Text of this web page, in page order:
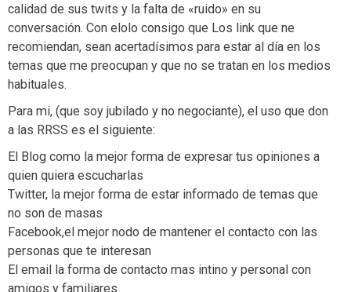
calidad de sus twits y la falta de «ruido» en su
conversación. Con elolo consigo que Los link que ne
recomiendan, sean acertadísimos para estar al día en los
temas que me preocupan y que no se tratan en los medios
habituales.
Para mi, (que soy jubilado y no negociante), el uso que don
a las RRSS es el siguiente:
El Blog como la mejor forma de expresar tus opiniones a
quien quiera escucharlas
Twitter, la mejor forma de estar informado de temas que
no son de masas
Facebook,el mejor nodo de mantener el contacto con las
personas que te interesan
El email la forma de contacto mas intino y personal con
amigos y familiares